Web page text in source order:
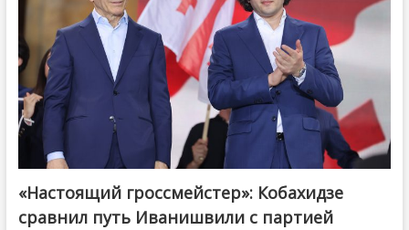
@ქართული ოცნება / Georgian Dream
«Настоящий гроссмейстер»: Кобахидзе
сравнил путь Иванишвили с партией